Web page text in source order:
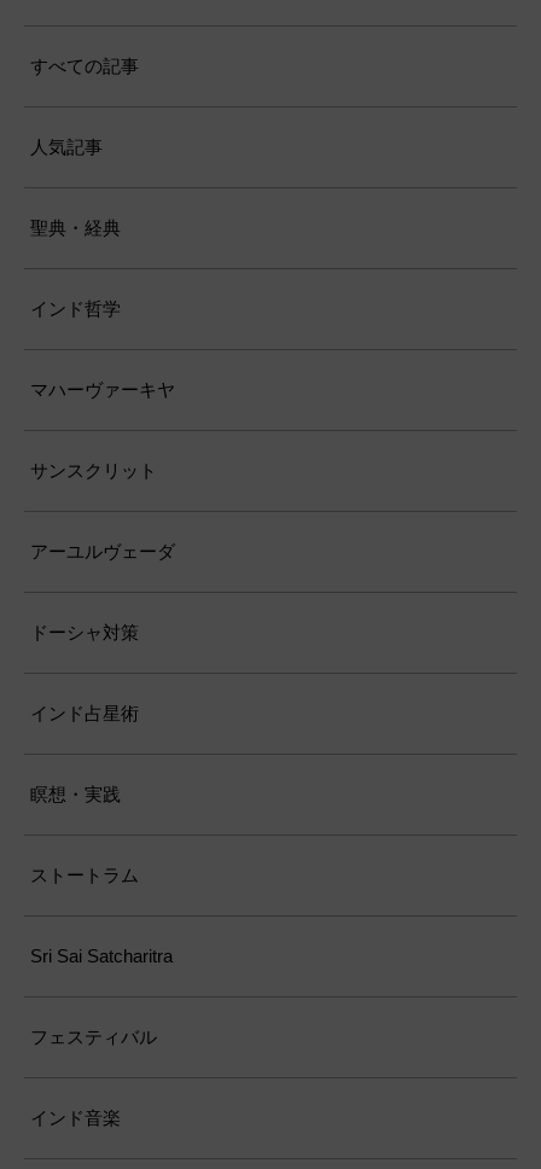
すべての記事
人気記事
聖典・経典
インド哲学
マハーヴァーキヤ
サンスクリット
アーユルヴェーダ
ドーシャ対策
インド占星術
瞑想・実践
ストートラム
Sri Sai Satcharitra
フェスティバル
インド音楽